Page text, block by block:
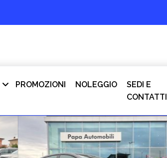
PROMOZIONI NOLEGGIO
SEDI E
CONTATTI